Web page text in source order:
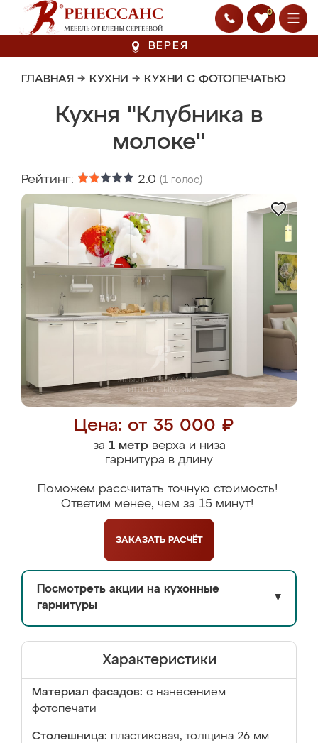
0
ВЕРЕЯ
ГЛАВНАЯ → КУХНИ → КУХНИ С ФОТОПЕЧАТЬЮ
Кухня "Клубника в
молоке"
Рейтинг: 2.0 (1 голос)
Цена: от 35 000 ₽
за 1 метрверха и низа
гарнитура в длину
Поможем рассчитать точную стоимость!
Ответим менее, чем за 15 минут!
ЗАКАЗАТЬ РАСЧЁТ
Посмотреть акции на кухонные
гарнитуры
▼
Характеристики
Материал фасадов: с нанесением
фотопечати
Столешница: пластиковая, толщина 26 мм